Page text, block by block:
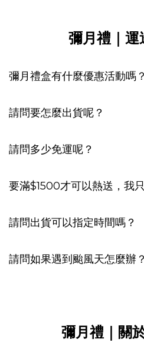
彌月禮｜運
彌月禮盒有什麼優惠活動嗎？
請問要怎麼出貨呢？
請問多少免運呢？
要滿$1500才可以熱送，我
請問出貨可以指定時間嗎？
請問如果遇到颱風天怎麼辦？
彌月禮｜關